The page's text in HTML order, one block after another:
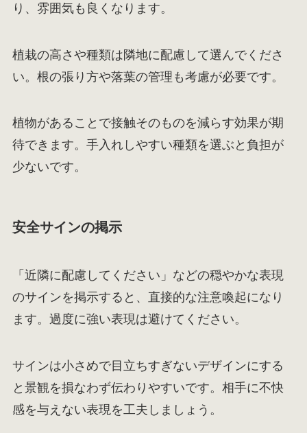
り、雰囲気も良くなります。
植栽の高さや種類は隣地に配慮して選んでくださ
い。根の張り方や落葉の管理も考慮が必要です。
植物があることで接触そのものを減らす効果が期
待できます。手入れしやすい種類を選ぶと負担が
少ないです。
安全サインの掲示
「近隣に配慮してください」などの穏やかな表現
のサインを掲示すると、直接的な注意喚起になり
ます。過度に強い表現は避けてください。
サインは小さめで目立ちすぎないデザインにする
と景観を損なわず伝わりやすいです。相手に不快
感を与えない表現を工夫しましょう。